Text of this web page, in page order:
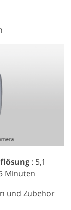
: 5,1
Minuten
und Zubehör